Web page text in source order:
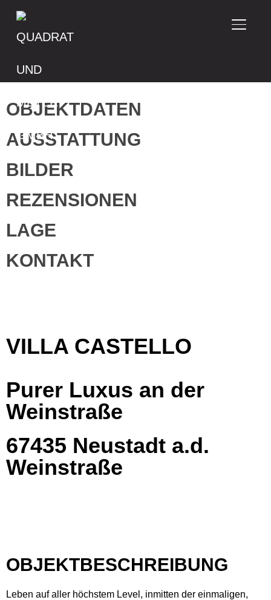
OBJEKTDATEN
AUSSTATTUNG
BILDER
REZENSIONEN
LAGE
KONTAKT
VILLA CASTELLO
Purer Luxus an der
Weinstraße
67435 Neustadt a.d.
Weinstraße
OBJEKTBESCHREIBUNG
Leben auf aller höchstem Level, inmitten der einmaligen,